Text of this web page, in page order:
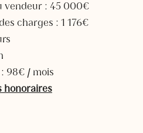
vendeur : 45 000€
charges : 1 176€
98€ / mois
honoraires